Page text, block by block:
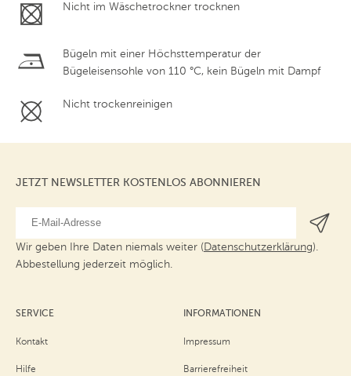
Nicht im Wäschetrockner trocknen
Bügeln mit einer Höchsttemperatur der
Bügeleisensohle von 110 °C, kein Bügeln mit Dampf
Nicht trockenreinigen
JETZT NEWSLETTER KOSTENLOS ABONNIEREN
Wir geben Ihre Daten niemals weiter (Datenschutzerklärung).
Abbestellung jederzeit möglich.
SERVICE
Kontakt
Hilfe
INFORMATIONEN
Impressum
Barrierefreiheit